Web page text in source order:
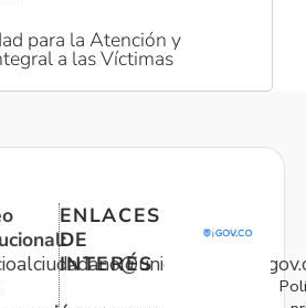
para la Atención y
a las Víctimas
ENLACES
DE
INTERÉS